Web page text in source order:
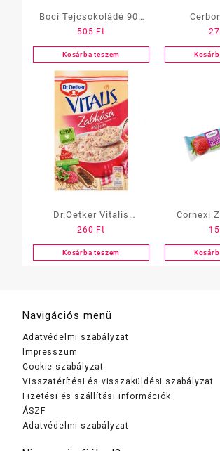
Boci Tejcsokoládé 90g
Epertorta
505 Ft
Kosárba teszem
Dr.Oetker Vitalis
Zabkása 53g
Málnás+Chia
260 Ft
Kosárba teszem
Cornexi
Navigációs menü
Adatvédelmi szabályzat
Impresszum
Cookie-szabályzat
Visszatérítési és visszaküldési szabályzat
Fizetési és szállítási információk
ÁSZF
Adatvédelmi szabályzat